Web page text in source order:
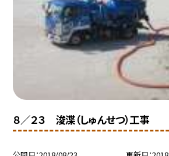
８／２３ 浚渫（しゅんせつ）工事